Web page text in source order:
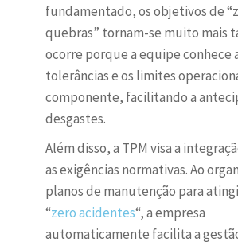
fundamentado, os objetivos de
quebras” tornam-se muito mais
ocorre porque a equipe conhece
tolerâncias e os limites
componente, facilitando a
desgastes.
Além disso, a TPM visa a
as exigências normativas. Ao
planos de manutenção para
“zero acidentes“, a empresa
automaticamente facilita a